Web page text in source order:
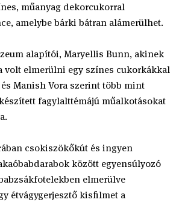
műanyag dekorcukorral
amelybe bárki bátran alámerülhet.
alapítói, Maryellis Bunn, akinek
volt elmerülni egy színes cukorkákkal
Manish Vora szerint több mint
fagylalttémájú műalkotásokat
csokiszökőkút és ingyen
között egyensúlyozó
elmerülve
étvágygerjesztő kisfilmet a